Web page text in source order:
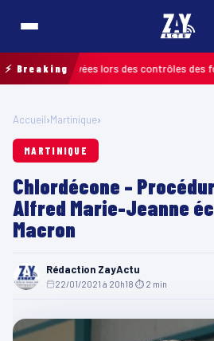
⚡ Breaking
relevées lors des contrôles des forces
Accueil›Martinique›
MARTINIQUE
Chlordécone –
Alfred Marie-Jeanne
Macron
Rédaction ZayActu
22/01/2021 à 20h18 ⏱ 2 min